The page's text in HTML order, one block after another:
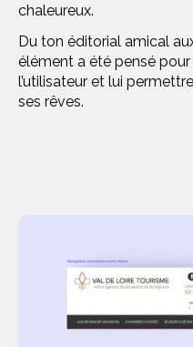
chaleureux.
Du ton éditorial amical
élément a été pensé
l’utilisateur et lui
ses rêves.